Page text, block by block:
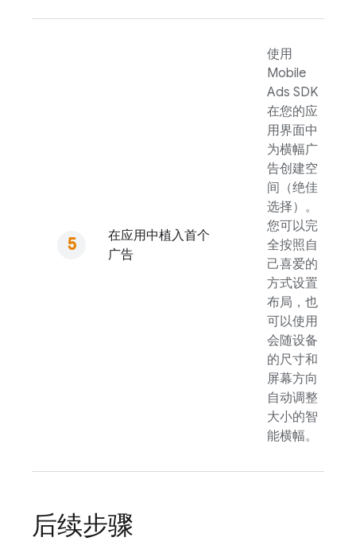
在应用中植入首个
广告
使用
Mobile
Ads SDK
在您的应
用界面中
为横幅广
告创建空
间（绝佳
选择）。
您可以完
全按照自
己喜爱的
方式设置
布局，也
可以使用
会随设备
的尺寸和
屏幕方向
自动调整
大小的智
能横幅。
后续步骤